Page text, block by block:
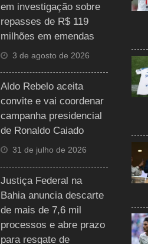
em investigação sobre
repasses de R$ 119
milhões em emendas
3 de agosto de 2026
Aldo Rebelo aceita
convite e vai coordenar
campanha presidencial
de Ronaldo Caiado
31 de julho de 2026
Justiça Federal na
Bahia anuncia descarte
de mais de 7,6 mil
processos e abre prazo
para resgate de